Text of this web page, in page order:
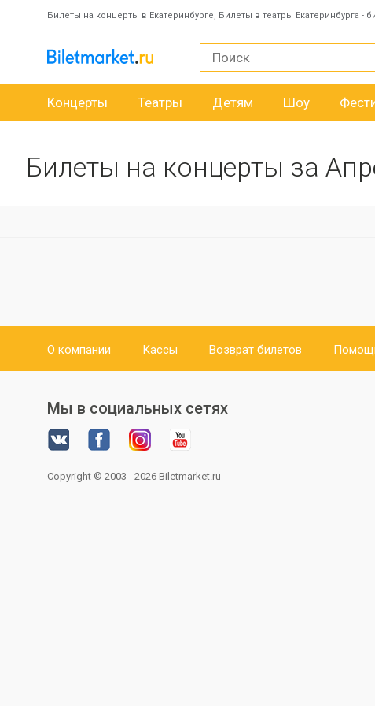
Билеты на концерты в Екатеринбурге, Билеты в театры Екатеринбурга
Концерты Театры Детям Шоу
Билеты на концерты за
О компании Кассы Возврат билетов
Мы в социальных сетях
Copyright © 2003 - 2026 Biletmarket.ru